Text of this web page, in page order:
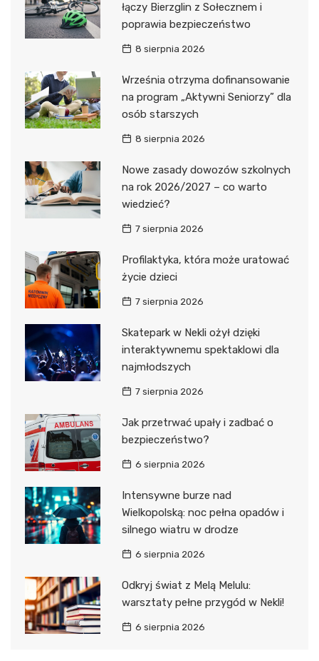
łączy Bierzglin z Sołecznem i
poprawia bezpieczeństwo
8 sierpnia 2026
Września otrzyma dofinansowanie
na program „Aktywni Seniorzy” dla
osób starszych
8 sierpnia 2026
Nowe zasady dowozów szkolnych
na rok 2026/2027 – co warto
wiedzieć?
7 sierpnia 2026
Profilaktyka, która może uratować
życie dzieci
7 sierpnia 2026
Skatepark w Nekli ożył dzięki
interaktywnemu spektaklowi dla
najmłodszych
7 sierpnia 2026
Jak przetrwać upały i zadbać o
bezpieczeństwo?
6 sierpnia 2026
Intensywne burze nad
Wielkopolską: noc pełna opadów i
silnego wiatru w drodze
6 sierpnia 2026
Odkryj świat z Melą Melulu:
warsztaty pełne przygód w Nekli!
6 sierpnia 2026